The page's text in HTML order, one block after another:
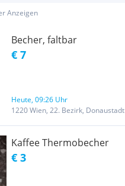
Anzeigen
Becher, faltbar
€ 7
Heute, 09:26 Uhr
1220 Wien, 22. Bezirk, Donaustadt
Kaffee Thermobecher
€ 3